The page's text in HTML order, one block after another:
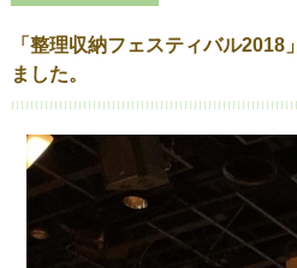
「整理収納フェスティバル2018
ました。